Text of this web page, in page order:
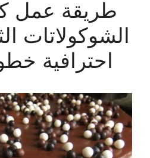
طريقة عمل
الشوكولاتات
احترافية